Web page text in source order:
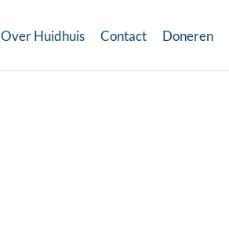
Over Huidhuis Contact Doneren